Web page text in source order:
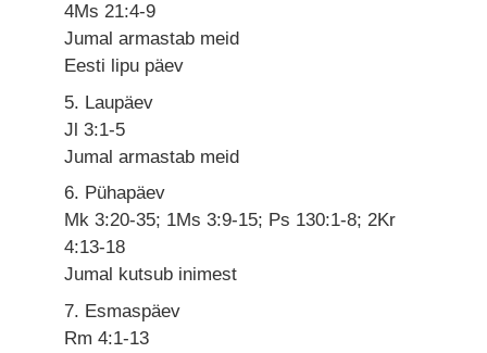
4Ms 21:4-9
Jumal armastab meid
Eesti lipu päev
5. Laupäev
Jl 3:1-5
Jumal armastab meid
6. Pühapäev
Mk 3:20-35; 1Ms 3:9-15; Ps 130:1-8; 2Kr
4:13-18
Jumal kutsub inimest
7. Esmaspäev
Rm 4:1-13